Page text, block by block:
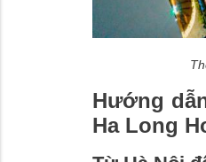
Hướng
Ha Long